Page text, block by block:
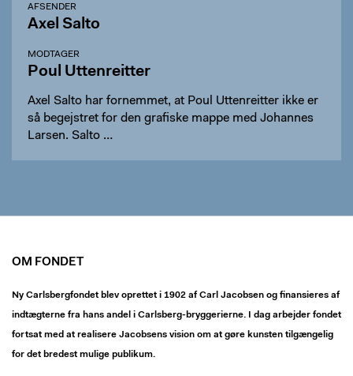
AFSENDER
Axel Salto
MODTAGER
Poul Uttenreitter
Axel Salto har fornemmet, at Poul Uttenreitter ikke er
så begejstret for den grafiske mappe med Johannes
Larsen. Salto …
OM FONDET
Ny Carlsbergfondet blev oprettet i 1902 af Carl Jacobsen og finansieres af
indtægterne fra hans andel i Carlsberg-bryggerierne. I dag arbejder fondet
fortsat med at realisere Jacobsens vision om at gøre kunsten tilgængelig
for det bredest mulige publikum.